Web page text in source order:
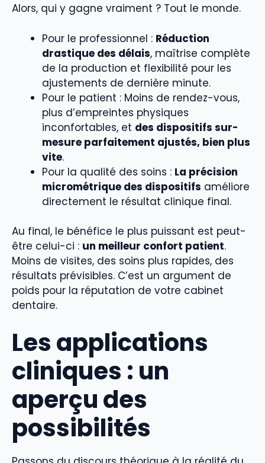
Alors, qui y gagne vraiment ? Tout le monde.
Pour le professionnel : Réduction
drastique des délais, maîtrise complète
de la production et flexibilité pour les
ajustements de dernière minute.
Pour le patient : Moins de rendez-vous,
plus d’empreintes physiques
inconfortables, et des dispositifs sur-
mesure parfaitement ajustés, bien plus
vite.
Pour la qualité des soins : La précision
micrométrique des dispositifs améliore
directement le résultat clinique final.
Au final, le bénéfice le plus puissant est peut-
être celui-ci : un meilleur confort patient.
Moins de visites, des soins plus rapides, des
résultats prévisibles. C’est un argument de
poids pour la réputation de votre cabinet
dentaire.
Les applications
cliniques : un
aperçu des
possibilités